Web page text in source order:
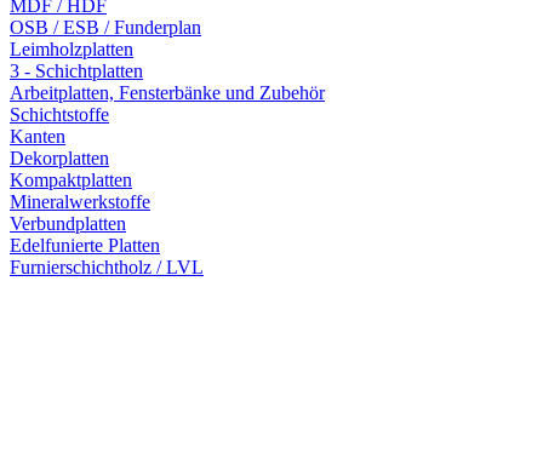
MDF / HDF
OSB / ESB / Funderplan
Leimholzplatten
3 - Schichtplatten
Arbeitplatten, Fensterbänke und Zubehör
Schichtstoffe
Kanten
Dekorplatten
Kompaktplatten
Mineralwerkstoffe
Verbundplatten
Edelfunierte Platten
Furnierschichtholz / LVL